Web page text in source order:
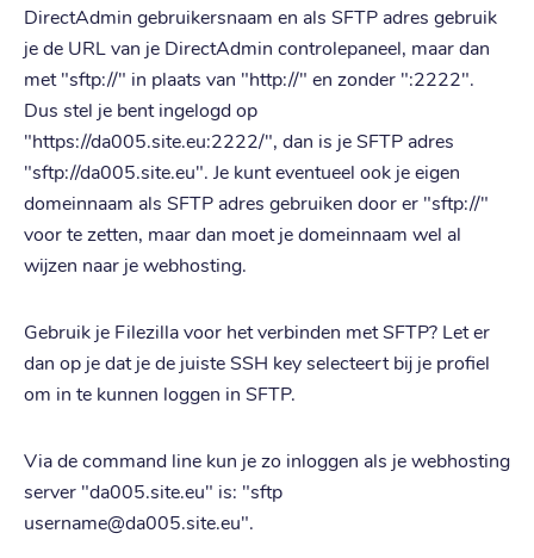
DirectAdmin gebruikersnaam en als SFTP adres gebruik
je de URL van je DirectAdmin controlepaneel, maar dan
met "sftp://" in plaats van "http://" en zonder ":2222".
Dus stel je bent ingelogd op
"https://da005.site.eu:2222/", dan is je SFTP adres
"sftp://da005.site.eu". Je kunt eventueel ook je eigen
domeinnaam als SFTP adres gebruiken door er "sftp://"
voor te zetten, maar dan moet je domeinnaam wel al
wijzen naar je webhosting.
Gebruik je Filezilla voor het verbinden met SFTP? Let er
dan op je dat je de juiste SSH key selecteert bij je profiel
om in te kunnen loggen in SFTP.
Via de command line kun je zo inloggen als je webhosting
server "da005.site.eu" is: "sftp
username@da005.site.eu".